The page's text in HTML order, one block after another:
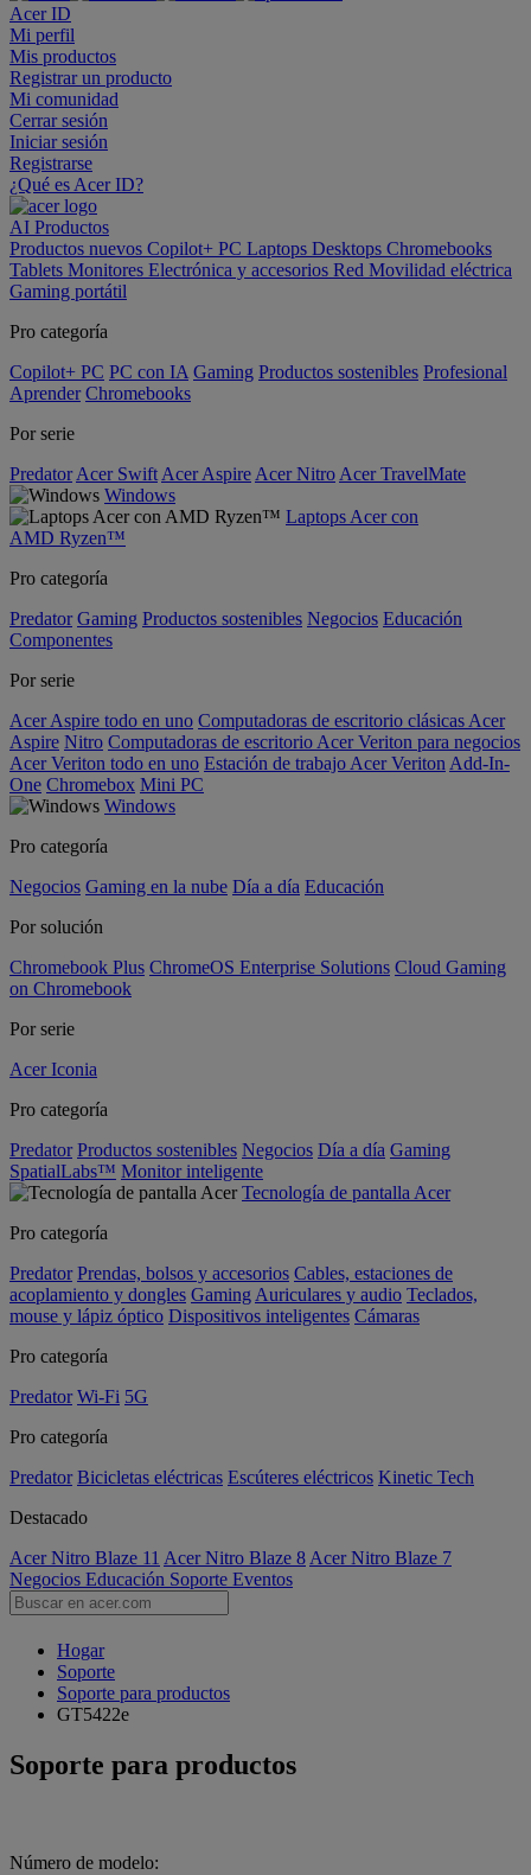
Acer ID
Mi perfil
Mis productos
Registrar un producto
Mi comunidad
Cerrar sesión
Iniciar sesión
Registrarse
¿Qué es Acer ID?
AI Productos
Productos nuevos Copilot+ PC Laptops Desktops Chromebooks
Tablets Monitores Electrónica y accesorios Red Movilidad eléctrica
Gaming portátil
Pro categoría
Copilot+ PC PC con IA Gaming Productos sostenibles Profesional
Aprender Chromebooks
Por serie
Predator Acer Swift Acer Aspire Acer Nitro Acer TravelMate
Windows
Laptops Acer con
AMD Ryzen™
Pro categoría
Predator Gaming Productos sostenibles Negocios Educación
Componentes
Por serie
Acer Aspire todo en uno Computadoras de escritorio clásicas Acer
Aspire Nitro Computadoras de escritorio Acer Veriton para negocios
Acer Veriton todo en uno Estación de trabajo Acer Veriton Add-In-
One Chromebox Mini PC
Windows
Pro categoría
Negocios Gaming en la nube Día a día Educación
Por solución
Chromebook Plus ChromeOS Enterprise Solutions Cloud Gaming
on Chromebook
Por serie
Acer Iconia
Pro categoría
Predator Productos sostenibles Negocios Día a día Gaming
SpatialLabs™ Monitor inteligente
Tecnología de pantalla Acer
Pro categoría
Predator Prendas, bolsos y accesorios Cables, estaciones de
acoplamiento y dongles Gaming Auriculares y audio Teclados,
mouse y lápiz óptico Dispositivos inteligentes Cámaras
Pro categoría
Predator Wi-Fi 5G
Pro categoría
Predator Bicicletas eléctricas Escúteres eléctricos Kinetic Tech
Destacado
Acer Nitro Blaze 11 Acer Nitro Blaze 8 Acer Nitro Blaze 7
Negocios Educación Soporte Eventos
Hogar
Soporte
Soporte para productos
GT5422e
Soporte para productos
Número de modelo: